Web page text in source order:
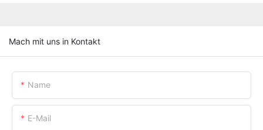
Mach mit uns in Kontakt
Name
E-Mail